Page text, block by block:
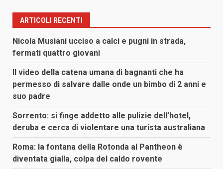
ARTICOLI RECENTI
Nicola Musiani ucciso a calci e pugni in strada,
fermati quattro giovani
Il video della catena umana di bagnanti che ha
permesso di salvare dalle onde un bimbo di 2 anni e
suo padre
Sorrento: si finge addetto alle pulizie dell’hotel,
deruba e cerca di violentare una turista australiana
Roma: la fontana della Rotonda al Pantheon è
diventata gialla, colpa del caldo rovente